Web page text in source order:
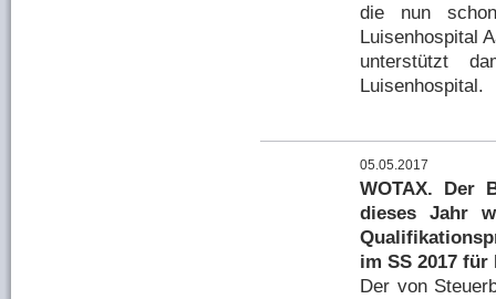
die nun
Luisenhospital
unterstützt
Luisenhospital.
05.05.2017
WOTAX. Der
dieses Jahr
im SS 2017
Der von